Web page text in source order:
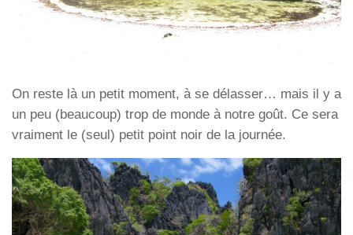
On reste là un petit moment, à se délasser… mais il y a
un peu (beaucoup) trop de monde à notre goût. Ce sera
vraiment le (seul) petit point noir de la journée.